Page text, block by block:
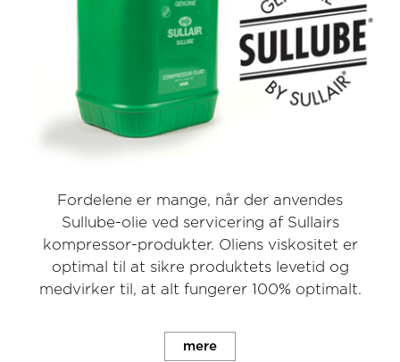
Fordelene er mange, når der anvendes
Sullube-olie ved servicering af Sullairs
kompressor-produkter. Oliens viskositet er
optimal til at sikre produktets levetid og
medvirker til, at alt fungerer 100% optimalt.
mere